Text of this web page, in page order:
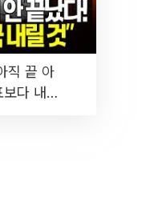
직 끝 아
다 내릴